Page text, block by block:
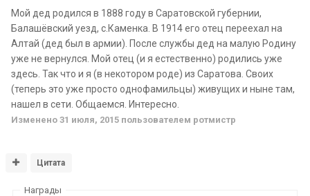
Мой дед родился в 1888 году в Саратовской губернии,
Балашёвский уезд, с.Каменка. В 1914 его отец переехал на
Алтай (дед был в армии). После службы дед на малую Родину
уже не вернулся. Мой отец (и я естественно) родились уже
здесь. Так что и я (в некотором роде) из Саратова. Своих
(теперь это уже просто однофамильцы) живущих и ныне там,
нашел в сети. Общаемся. Интересно.
Изменено 31 июля, 2015 пользователем ротмистр
Цитата
Награды